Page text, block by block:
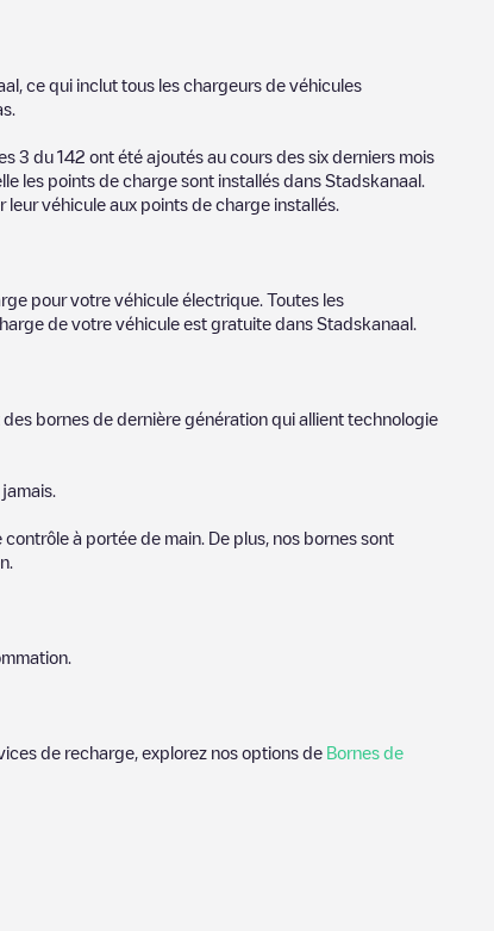
, ce qui inclut tous les chargeurs de véhicules
3 du 142 ont été ajoutés au cours des six derniers mois
les points de charge sont installés dans Stadskanaal
véhicule aux points de charge installés.
pour votre véhicule électrique. Toutes les
de votre véhicule est gratuite dans Stadskanaal
bornes de dernière génération qui allient technologie
à portée de main. De plus, nos bornes sont
de recharge, explorez nos options de Bornes de